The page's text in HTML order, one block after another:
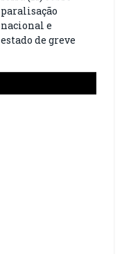
paralisação
nacional e
estado de greve